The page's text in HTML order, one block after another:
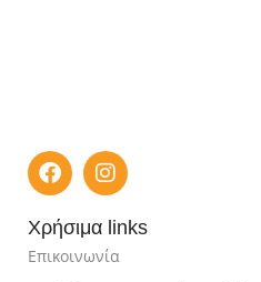
Χρήσιμα links
Επικοινωνία